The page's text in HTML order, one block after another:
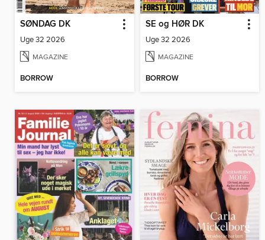
SØNDAG DK
Uge 32 2026
MAGAZINE
BORROW
SE og HØR DK
Uge 32 2026
MAGAZINE
BORROW